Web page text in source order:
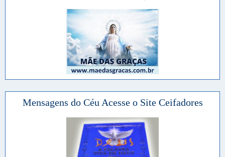
Mensagens do Céu Acesse o Site Ceifadores